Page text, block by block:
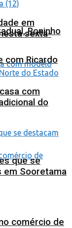
Roninho
com Ricardo
comércio de
em
sexta-
com
do
que se
em Sooretama